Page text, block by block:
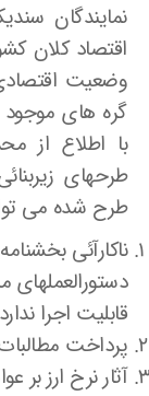
نمایندگان
اقتصاد کلان
وضعیت
گره های
با اطلاع از
طرحهای
طرح شده می
ناکارآئی
دستورالعملهای
قابلیت اجرا ندارد
پرداخت
آثار نرخ ارز بر